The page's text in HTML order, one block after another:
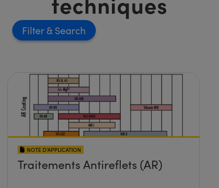
Filter
NOTE D’APPLICATION
Traitements Antireflets (AR)